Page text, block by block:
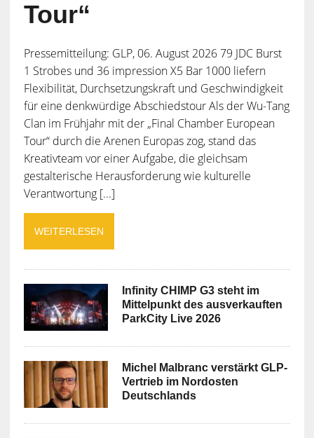
Tour“
Pressemitteilung: GLP, 06. August 2026 79 JDC Burst
1 Strobes und 36 impression X5 Bar 1000 liefern
Flexibilität, Durchsetzungskraft und Geschwindigkeit
für eine denkwürdige Abschiedstour Als der Wu-Tang
Clan im Frühjahr mit der „Final Chamber European
Tour“ durch die Arenen Europas zog, stand das
Kreativteam vor einer Aufgabe, die gleichsam
gestalterische Herausforderung wie kulturelle
Verantwortung [...]
WEITERLESEN
Infinity CHIMP G3 steht im
Mittelpunkt des ausverkauften
ParkCity Live 2026
Michel Malbranc verstärkt GLP-
Vertrieb im Nordosten
Deutschlands